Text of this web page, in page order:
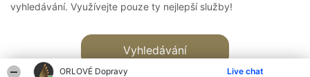
ORLOVÉ Dopravy Live chat
vyhledávání. Využívejte pouze ty nejlepší služby!
Vyhledávání